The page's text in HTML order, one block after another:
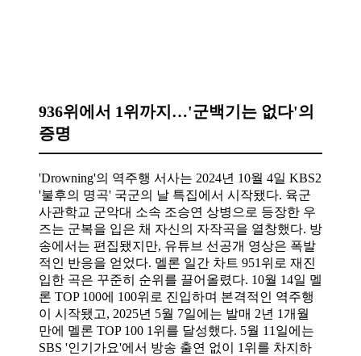
936위에서 1위까지…'군백기는 없다'의
증명
'Drowning'의 역주행 서사는 2024년 10월 4일 KBS2
'불후의 명곡' 국군의 날 특집에서 시작됐다. 육군
사관학교 군악대 소속 조승연 상병으로 등장한 우
즈는 군복을 입은 채 자신의 자작곡을 열창했다. 방
송에서는 편집됐지만, 유튜브 선공개 영상은 폭발
적인 반응을 얻었다. 멜론 일간 차트 951위로 재진
입한 곡은 꾸준히 순위를 끌어올렸다. 10월 14일 멜
론 TOP 100에 100위로 진입하며 본격적인 역주행
이 시작됐고, 2025년 5월 7일에는 발매 2년 1개월
만에 멜론 TOP 100 1위를 달성했다. 5월 11일에는
SBS '인기가요'에서 방송 출연 없이 1위를 차지하